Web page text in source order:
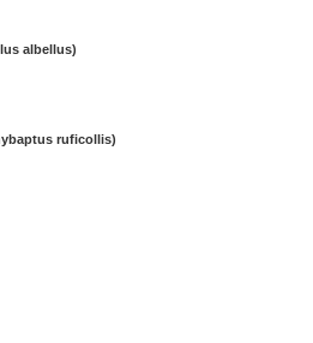
albellus)
ruficollis)